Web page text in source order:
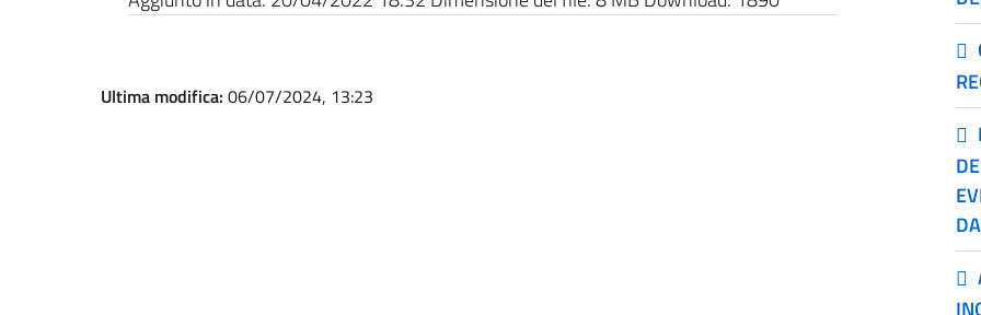
Ultima modifica: 06/07/2024, 13:23